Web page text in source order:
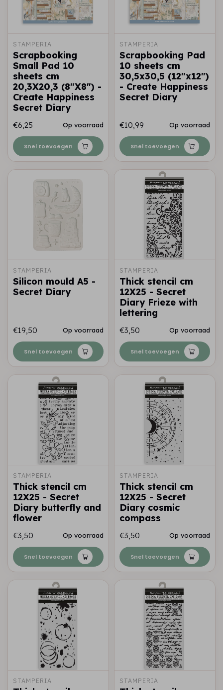
STAMPERIA
Scrapbooking
Small Pad 10
sheets cm
20,3X20,3 (8"X8") -
Create Happiness
Secret Diary
€6,25 Op voorraad
Snel toevoegen
STAMPERIA
Scrapbooking Pad
10 sheets cm
30,5x30,5 (12"x12")
- Create Happiness
Secret Diary
€10,99 Op voorraad
Snel toevoegen
STAMPERIA
Silicon mould A5 -
Secret Diary
€19,50 Op voorraad
Snel toevoegen
STAMPERIA
Thick stencil cm
12X25 - Secret
Diary Frieze with
lettering
€3,50 Op voorraad
Snel toevoegen
STAMPERIA
Thick stencil cm
12X25 - Secret
Diary butterfly and
flower
€3,50 Op voorraad
Snel toevoegen
STAMPERIA
Thick stencil cm
12X25 - Secret
Diary cosmic
compass
€3,50 Op voorraad
Snel toevoegen
STAMPERIA STAMPERIA